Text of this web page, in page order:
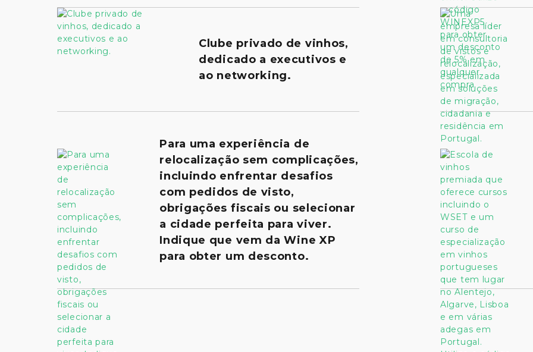
Clube privado de vinhos,
dedicado a executivos e
ao networking.
Para uma experiência de
relocalização sem complicações,
incluindo enfrentar desafios
com pedidos de visto,
obrigações fiscais ou selecionar
a cidade perfeita para viver.
Indique que vem da Wine XP
para obter um desconto.